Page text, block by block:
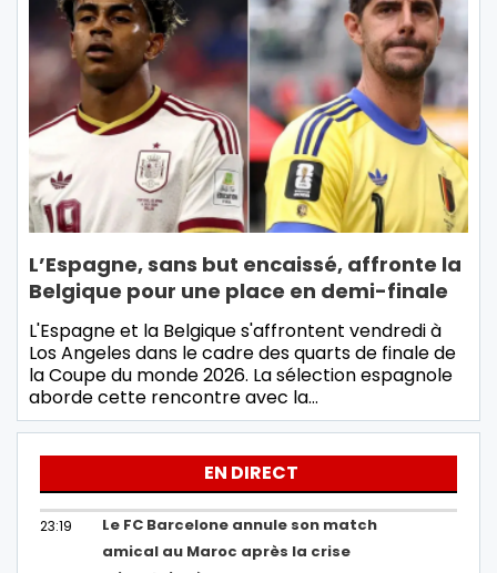
L’Espagne, sans but encaissé, affronte la
Belgique pour une place en demi-finale
L'Espagne et la Belgique s'affrontent vendredi à
Los Angeles dans le cadre des quarts de finale de
la Coupe du monde 2026. La sélection espagnole
aborde cette rencontre avec la…
EN DIRECT
23:19
Le FC Barcelone annule son match
amical au Maroc après la crise